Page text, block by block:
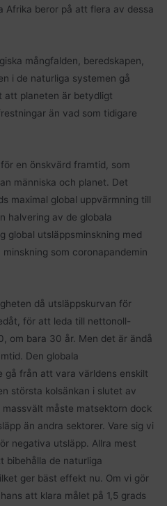
Afrika beror på att flera av dessa
mångfalden, beredskapen,
i de naturliga systemen gå
att planeten är betydligt
än vad som tidigare
för en önskvärd framtid, som
människa och planet. Det
maximal global uppvärmning till
halvering av de globala
global utsläppsminskning med
som coronapandemin
då utsläppskurvan för
för att leda till nettonoll-
om bara 30 år. Men det är ändå
Den globala
gå från att vara världens enskilt
största kolsänkan i slutet av
måste matsektorn dock
än andra sektorer. Vare sig vi
negativa utsläpp. Allra mest
bibehålla de naturliga
ger bäst effekt nu. Om vi gör
att klara målet på 1,5 grads